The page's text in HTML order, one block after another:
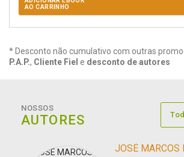
AO CARRINHO
* Desconto não cumulativo com outras
P.A.P., Cliente Fiel e desconto de autores
NOSSOS
AUTORES